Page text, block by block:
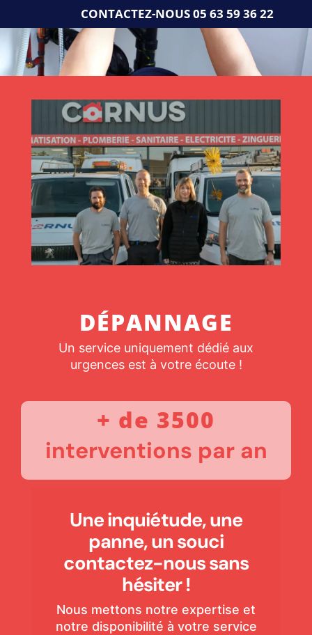
to
content
05 63 59 36 22
CONTACTEZ-NOUS
DÉPANNAGE
Un service uniquement dédié aux
urgences est à votre écoute !
+ de 3500
interventions par an
Une inquiétude, une
panne, un souci
contactez-nous sans
hésiter !
Nous mettons notre expertise et
notre disponibilité à votre service